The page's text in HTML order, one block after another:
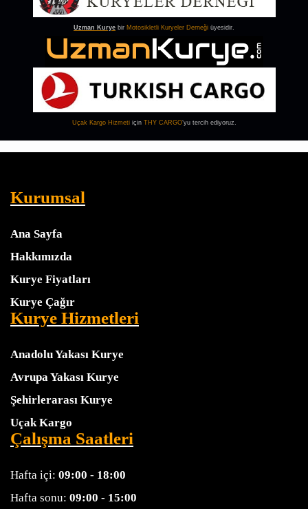
Uzman Kurye bir Motosikletli Kuryeler Derneği üyesidir.
Uçak KargoHizmeti için THY CARGO‘yu tercih ediyoruz.
Kurumsal
Ana Sayfa
Hakkımızda
Kurye Fiyatları
Kurye Çağır
Kurye Hizmetleri
Anadolu Yakası Kurye
Avrupa Yakası Kurye
Şehirlerarası Kurye
Uçak Kargo
Çalışma Saatleri
Hafta içi: 09:00 - 18:00
Hafta sonu: 09:00 - 15:00